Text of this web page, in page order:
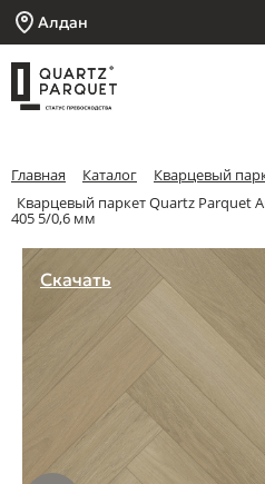
Алдан
Главная Каталог Кварцевый
Кварцевый паркет Quartz Parquet
405 5/0,6 мм
Скачать